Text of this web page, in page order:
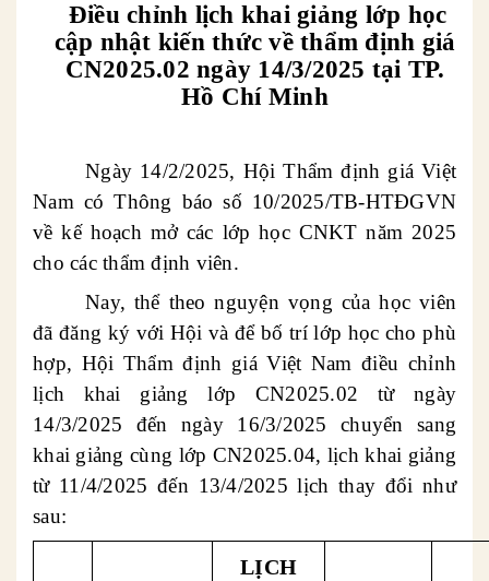
Điều chỉnh lịch khai giảng lớp học
cập nhật kiến thức về thẩm định giá
CN2025.02 ngày 14/3/2025 tại TP.
Hồ Chí Minh
Ngày 14/2/2025, Hội Thẩm định giá Việt
Nam có Thông báo số 10/2025/TB-HTĐGVN
về kế hoạch mở các lớp học CNKT năm 2025
cho các thẩm định viên.
Nay, thể theo nguyện vọng của học viên
đã đăng ký với Hội và để bố trí lớp học cho phù
hợp, Hội Thẩm định giá Việt Nam điều chỉnh
lịch khai giảng lớp CN2025.02 từ ngày
14/3/2025 đến ngày 16/3/2025 chuyển sang
khai giảng cùng lớp CN2025.04, lịch khai giảng
từ 11/4/2025 đến 13/4/2025 lịch thay đổi như
sau:
LỊCH